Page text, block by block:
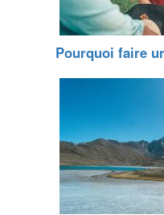
Pourquoi faire